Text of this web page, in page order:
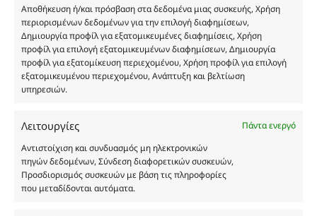
Αποθήκευση ή/και πρόσβαση στα δεδομένα μιας συσκευής, Χρήση
περιορισμένων δεδομένων για την επιλογή διαφημίσεων,
Δημιουργία προφίλ για εξατομικευμένες διαφημίσεις, Χρήση
προφίλ για επιλογή εξατομικευμένων διαφημίσεων, Δημιουργία
προφίλ για εξατομίκευση περιεχομένου, Χρήση προφίλ για επιλογή
εξατομικευμένου περιεχομένου, Ανάπτυξη και βελτίωση
υπηρεσιών.
Λειτουργίες
Πάντα ενεργό
Αντιστοίχιση και συνδυασμός μη ηλεκτρονικών
πηγών δεδομένων, Σύνδεση διαφορετικών συσκευών,
Προσδιορισμός συσκευών με βάση τις πληροφορίες
που μεταδίδονται αυτόματα.
Eau de parfum
Αγίου Κωνσταντίνου 76
Τ.Κ. 56224, Εύοσμος, Θεσσαλονίκη
Τηλ. 2314 016010
ΑΦΜ 803285309
Ωράριο Καταστήματος